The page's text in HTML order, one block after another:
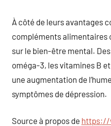
À côté de leurs avantages
compléments alimentaires
sur le bien-être mental.
oméga-3, les vitamines B
une augmentation de
symptômes de dépression.
Source à propos de https://